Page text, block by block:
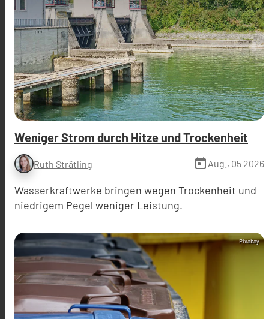
Weniger Strom durch Hitze und Trockenheit
Ruth Strätling today Aug., 05 2026
Wasserkraftwerke bringen wegen Trockenheit und
niedrigem Pegel weniger Leistung.
Pixabay